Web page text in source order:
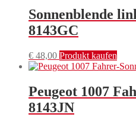
Sonnenblende
8143GC
€ 48,00 Produkt kaufen
Peugeot 1007
8143JN